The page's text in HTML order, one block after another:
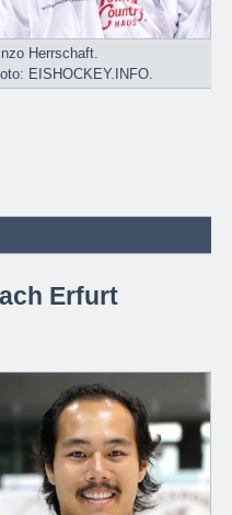
Herrschaft.
EISHOCKEY.INFO.
Erfurt